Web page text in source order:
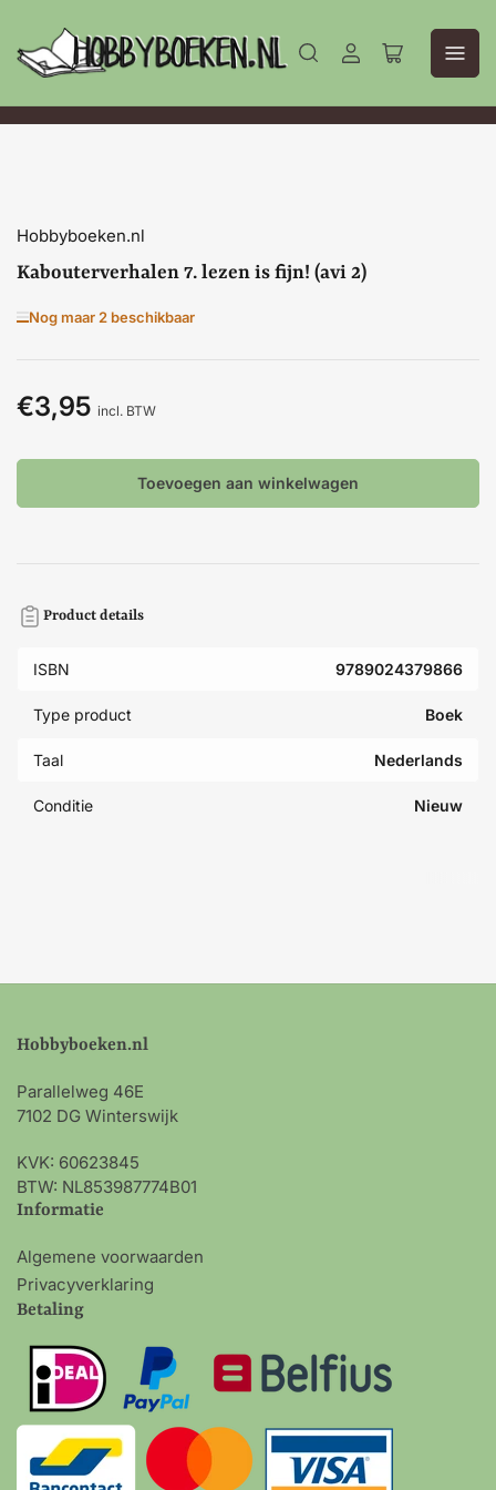
Aanmelden
Mini-
winkelwagen
openen
Hobbyboeken.nl
Kabouterverhalen 7. lezen is fijn! (avi 2)
Nog maar 2 beschikbaar
Normale
€3,95 incl. BTW
Toevoegen aan winkelwagen
Product details
ISBN 9789024379866
Type product Boek
Taal Nederlands
Conditie Nieuw
Hobbyboeken.nl
Parallelweg 46E
7102 DG Winterswijk
KVK: 60623845
BTW: NL853987774B01
Informatie
Algemene voorwaarden
Privacyverklaring
Betaling